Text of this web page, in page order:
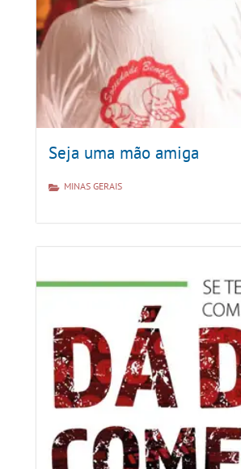
Seja uma mão amiga
MINAS GERAIS